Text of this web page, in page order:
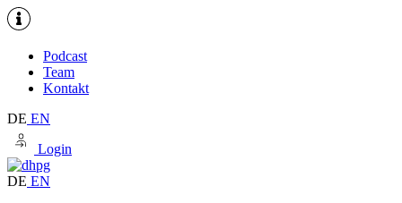
Podcast
Team
Kontakt
DE EN
Login
DE EN